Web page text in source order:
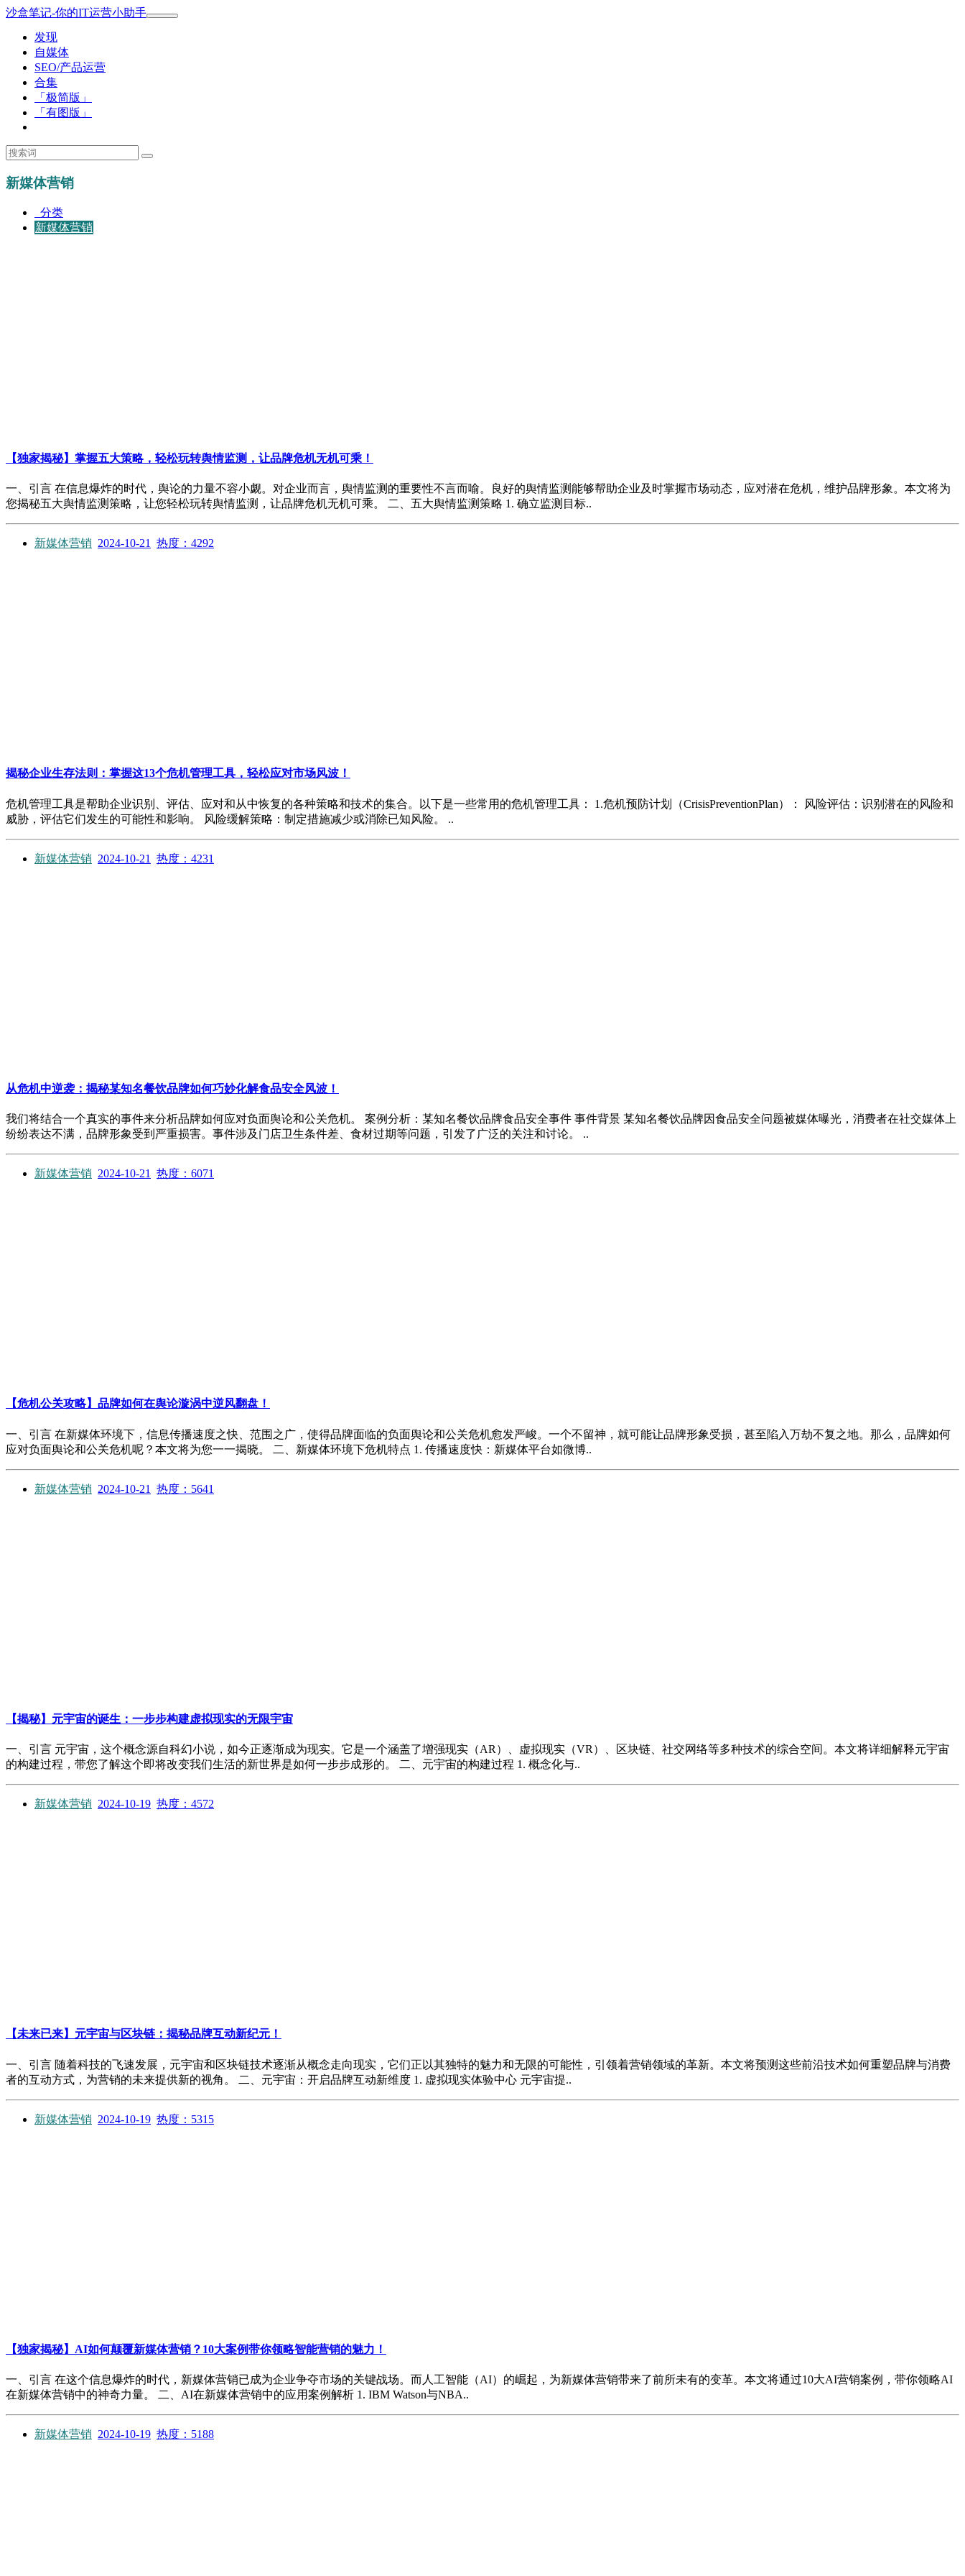
沙盒笔记-你的IT运营小助手
发现
自媒体
SEO/产品运营
合集
「极简版」
「有图版」
新媒体营销
分类
新媒体营销
【独家揭秘】掌握五大策略，轻松玩转舆情监测，让品牌危机无机可乘！
一、引言 在信息爆炸的时代，舆论的力量不容小觑。对企业而言，舆情监测的重要性不言而喻。良好的舆情监测能够帮助企业及时掌握市场动态，应对潜在危机，维护品牌形象。本文将为
您揭秘五大舆情监测策略，让您轻松玩转舆情监测，让品牌危机无机可乘。 二、五大舆情监测策略 1. 确立监测目标..
新媒体营销 2024-10-21 热度：4292
揭秘企业生存法则：掌握这13个危机管理工具，轻松应对市场风波！
危机管理工具是帮助企业识别、评估、应对和从中恢复的各种策略和技术的集合。以下是一些常用的危机管理工具： 1.危机预防计划（CrisisPreventionPlan）： 风险评估：识别潜在的风险和
威胁，评估它们发生的可能性和影响。 风险缓解策略：制定措施减少或消除已知风险。 ..
新媒体营销 2024-10-21 热度：4231
从危机中逆袭：揭秘某知名餐饮品牌如何巧妙化解食品安全风波！
我们将结合一个真实的事件来分析品牌如何应对负面舆论和公关危机。 案例分析：某知名餐饮品牌食品安全事件 事件背景 某知名餐饮品牌因食品安全问题被媒体曝光，消费者在社交媒体上
纷纷表达不满，品牌形象受到严重损害。事件涉及门店卫生条件差、食材过期等问题，引发了广泛的关注和讨论。 ..
新媒体营销 2024-10-21 热度：6071
【危机公关攻略】品牌如何在舆论漩涡中逆风翻盘！
一、引言 在新媒体环境下，信息传播速度之快、范围之广，使得品牌面临的负面舆论和公关危机愈发严峻。一个不留神，就可能让品牌形象受损，甚至陷入万劫不复之地。那么，品牌如何
应对负面舆论和公关危机呢？本文将为您一一揭晓。 二、新媒体环境下危机特点 1. 传播速度快：新媒体平台如微博..
新媒体营销 2024-10-21 热度：5641
【揭秘】元宇宙的诞生：一步步构建虚拟现实的无限宇宙
一、引言 元宇宙，这个概念源自科幻小说，如今正逐渐成为现实。它是一个涵盖了增强现实（AR）、虚拟现实（VR）、区块链、社交网络等多种技术的综合空间。本文将详细解释元宇宙
的构建过程，带您了解这个即将改变我们生活的新世界是如何一步步成形的。 二、元宇宙的构建过程 1. 概念化与..
新媒体营销 2024-10-19 热度：4572
【未来已来】元宇宙与区块链：揭秘品牌互动新纪元！
一、引言 随着科技的飞速发展，元宇宙和区块链技术逐渐从概念走向现实，它们正以其独特的魅力和无限的可能性，引领着营销领域的革新。本文将预测这些前沿技术如何重塑品牌与消费
者的互动方式，为营销的未来提供新的视角。 二、元宇宙：开启品牌互动新维度 1. 虚拟现实体验中心 元宇宙提..
新媒体营销 2024-10-19 热度：5315
【独家揭秘】AI如何颠覆新媒体营销？10大案例带你领略智能营销的魅力！
一、引言 在这个信息爆炸的时代，新媒体营销已成为企业争夺市场的关键战场。而人工智能（AI）的崛起，为新媒体营销带来了前所未有的变革。本文将通过10大AI营销案例，带你领略AI
在新媒体营销中的神奇力量。 二、AI在新媒体营销中的应用案例解析 1. IBM Watson与NBA..
新媒体营销 2024-10-19 热度：5188